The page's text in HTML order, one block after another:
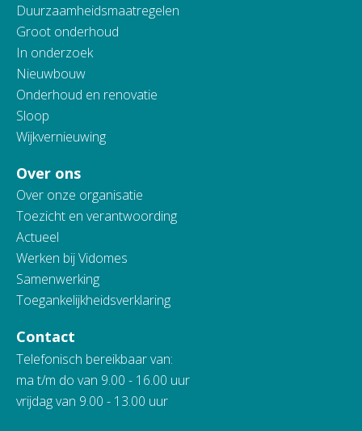
Duurzaamheidsmaatregelen
Groot onderhoud
In onderzoek
Nieuwbouw
Onderhoud en renovatie
Sloop
Wijkvernieuwing
Over ons
Over onze organisatie
Toezicht en verantwoording
Actueel
Werken bij Vidomes
Samenwerking
Toegankelijkheidsverklaring
Contact
Telefonisch bereikbaar van:
ma t/m do van 9.00 - 16.00 uur
vrijdag van 9.00 - 13.00 uur